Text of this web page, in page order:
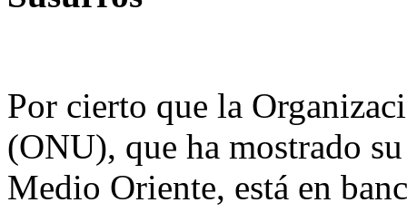
Por cierto que la
(ONU), que ha mostrado
Medio Oriente, está en